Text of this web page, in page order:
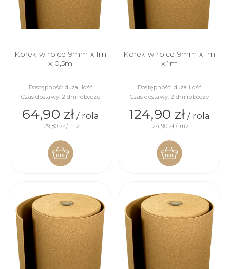
Korek w rolce 9mm x 1m
x 0,5m
Dostępność: duża ilość
Czas dostawy: 2 dni robocze
64,90 zł/ rola
129,80 zł / m2
KOSZYKA
Korek w rolce 9mm x 1m
x 1m
Dostępność: duża ilość
Czas dostawy: 2 dni robocze
124,90 zł/ rola
124,90 zł / m2
KOSZYKA